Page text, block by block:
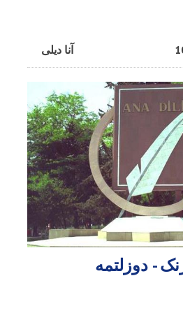
آنا دیلی
- دوزلتمه